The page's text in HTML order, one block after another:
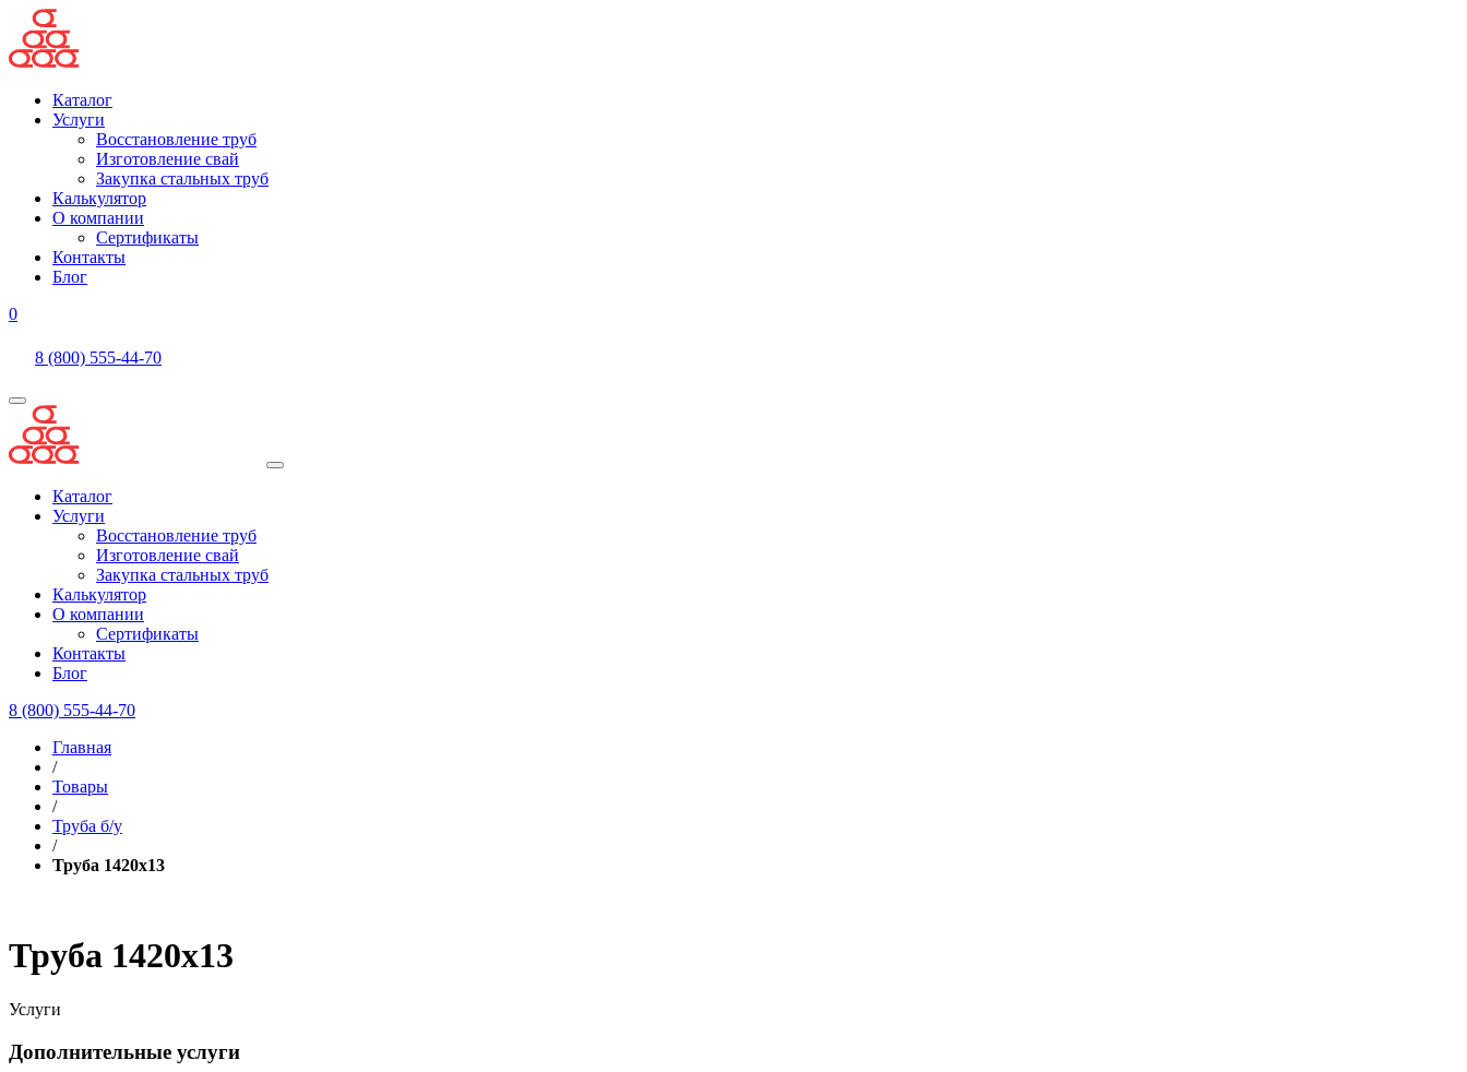
Каталог
Услуги
Восстановление труб
Изготовление свай
Закупка стальных труб
Калькулятор
О компании
Сертификаты
Контакты
Блог
0
8 (800) 555-44-70
Каталог
Услуги
Восстановление труб
Изготовление свай
Закупка стальных труб
Калькулятор
О компании
Сертификаты
Контакты
Блог
8 (800) 555-44-70
Главная
/
Товары
/
Труба б/у
/
Труба 1420х13
Труба 1420х13
Услуги
Дополнительные услуги